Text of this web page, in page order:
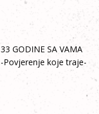
33 GODINE SA VAMA
-Povjerenje koje traje-